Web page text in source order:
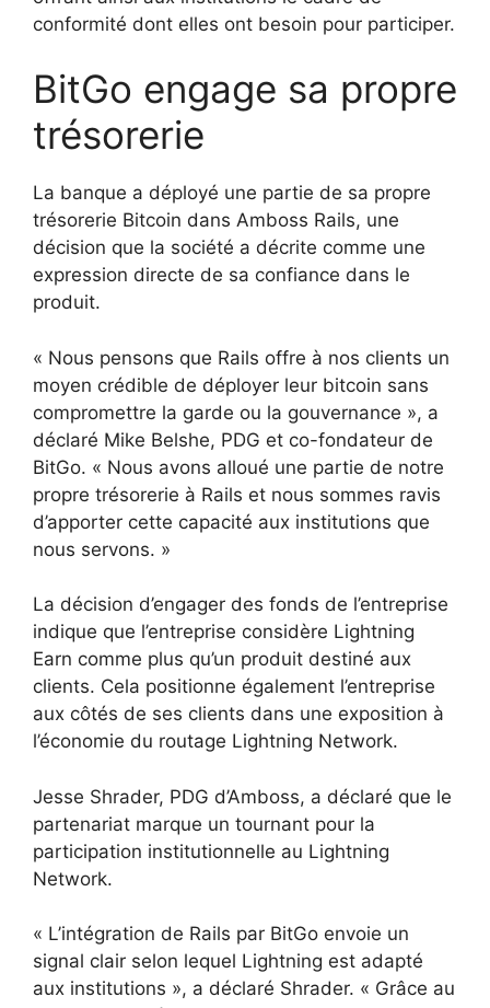
conformité dont elles ont besoin pour participer.
BitGo engage sa propre
trésorerie
La banque a déployé une partie de sa propre
trésorerie Bitcoin dans Amboss Rails, une
décision que la société a décrite comme une
expression directe de sa confiance dans le
produit.
« Nous pensons que Rails offre à nos clients un
moyen crédible de déployer leur bitcoin sans
compromettre la garde ou la gouvernance », a
déclaré Mike Belshe, PDG et co-fondateur de
BitGo. « Nous avons alloué une partie de notre
propre trésorerie à Rails et nous sommes ravis
d’apporter cette capacité aux institutions que
nous servons. »
La décision d’engager des fonds de l’entreprise
indique que l’entreprise considère Lightning
Earn comme plus qu’un produit destiné aux
clients. Cela positionne également l’entreprise
aux côtés de ses clients dans une exposition à
l’économie du routage Lightning Network.
Jesse Shrader, PDG d’Amboss, a déclaré que le
partenariat marque un tournant pour la
participation institutionnelle au Lightning
Network.
« L’intégration de Rails par BitGo envoie un
signal clair selon lequel Lightning est adapté
aux institutions », a déclaré Shrader. « Grâce au